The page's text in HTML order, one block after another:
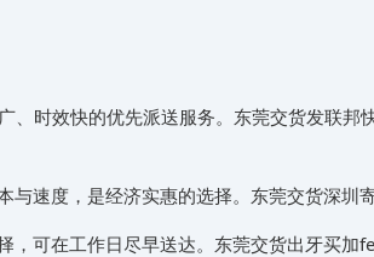
、时效快的优先派送服务。东莞交货发联
与速度，是经济实惠的选择。东莞交货深圳
，可在工作日尽早送达。东莞交货出‌‌‌牙买